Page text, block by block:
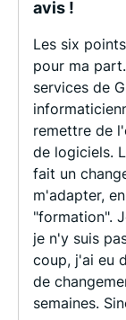
avis !
Les six
pour ma
services de
remettre de
de logiciels.
fait un
m'adapter,
"formation".
je n'y suis
coup, j'ai eu
de
semaines.